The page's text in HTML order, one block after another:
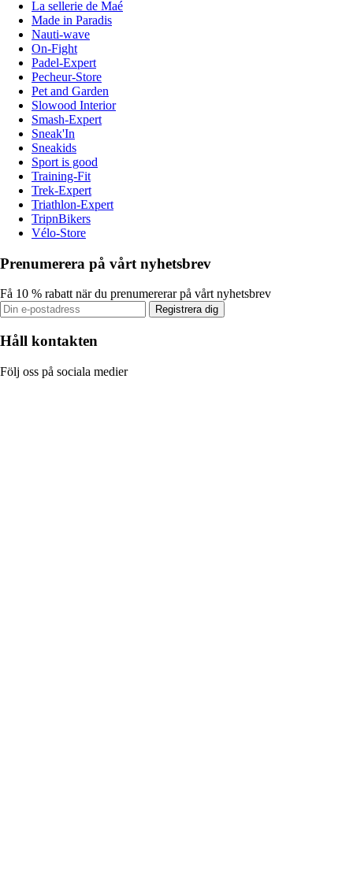
La sellerie de Maé
Made in Paradis
Nauti-wave
On-Fight
Padel-Expert
Pecheur-Store
Pet and Garden
Slowood Interior
Smash-Expert
Sneak'In
Sneakids
Sport is good
Training-Fit
Trek-Expert
Triathlon-Expert
TripnBikers
Vélo-Store
Prenumerera på vårt nyhetsbrev
Få 10 % rabatt när du prenumererar på vårt nyhetsbrev
Registrera dig
Håll kontakten
Följ oss på sociala medier